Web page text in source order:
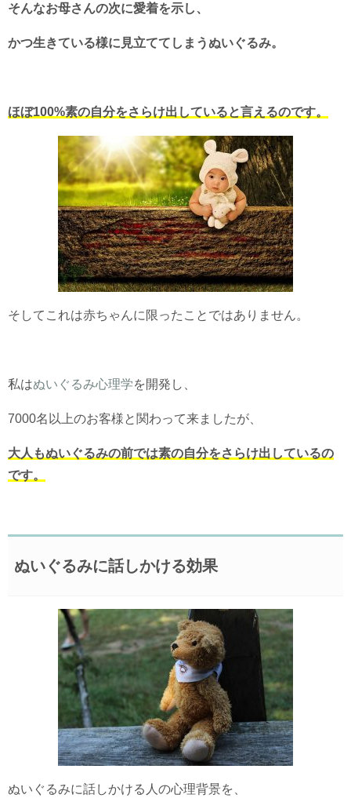
そんなお母さんの次に愛着を示し、
かつ生きている様に見立ててしまうぬいぐるみ。
ほぼ100%素の自分をさらけ出していると言えるのです。
そしてこれは赤ちゃんに限ったことではありません。
私はぬいぐるみ心理学を開発し、
7000名以上のお客様と関わって来ましたが、
大人もぬいぐるみの前では素の自分をさらけ出しているの
です。
ぬいぐるみに話しかける効果
ぬいぐるみに話しかける人の心理背景を、